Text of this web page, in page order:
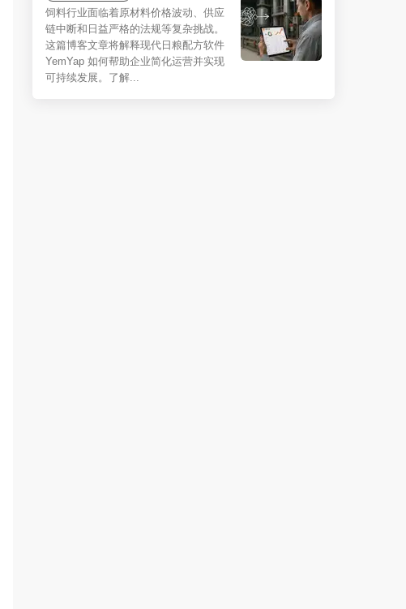
饲料行业面临着原材料价格波动、供应
链中断和日益严格的法规等复杂挑战。
这篇博客文章将解释现代日粮配方软件
YemYap 如何帮助企业简化运营并实现
可持续发展。了解...